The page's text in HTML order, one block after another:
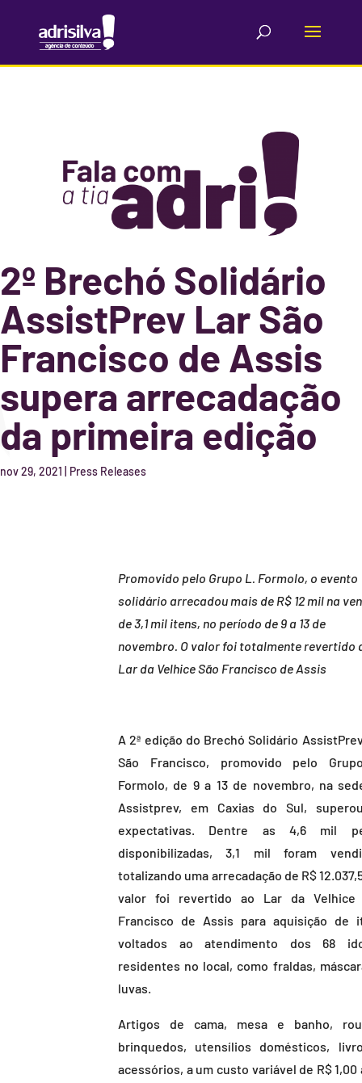
2º Brechó Solidário
AssistPrev Lar São
Francisco de Assis
supera arrecadação
da primeira edição
nov 29, 2021 Press Releases
Promovido pelo Grupo L. Formolo, o evento
solidário arrecadou mais de R$ 12 mil na
de 3,1 mil itens, no período de 9 a 13 de
novembro. O valor foi totalmente revertido
Lar da Velhice São Francisco de Assis
A 2ª edição do Brechó Solidário
São Francisco, promovido pelo
Formolo, de 9 a 13 de novembro, na
Assistprev, em Caxias do Sul,
expectativas. Dentre as 4,6 mil
disponibilizadas, 3,1 mil foram
totalizando uma arrecadação de R$
valor foi revertido ao Lar da Velhice
Francisco de Assis para aquisição de
voltados ao atendimento dos 68
residentes no local, como fraldas,
luvas.
Artigos de cama, mesa e banho,
brinquedos, utensílios domésticos,
acessórios, a um custo variável de R$ 1,00